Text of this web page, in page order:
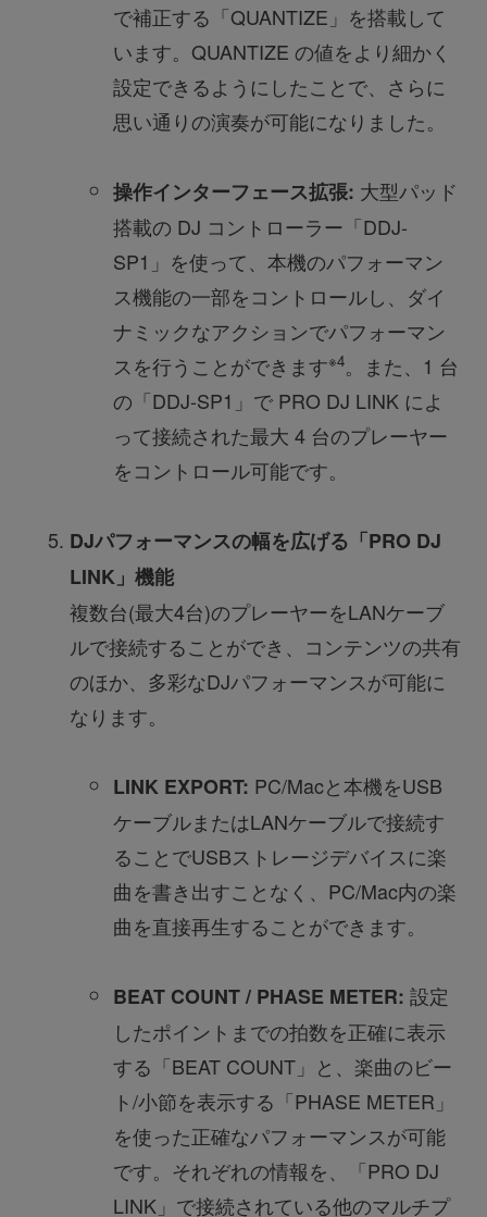
で補正する「QUANTIZE」を搭載して
います。QUANTIZE の値をより細かく
設定できるようにしたことで、さらに
思い通りの演奏が可能になりました。
操作インターフェース拡張: 大型パッド
搭載の DJ コントローラー「DDJ-
SP1」を使って、本機のパフォーマン
ス機能の一部をコントロールし、ダイ
ナミックなアクションでパフォーマン
スを行うことができます※4。また、1 台
の「DDJ-SP1」で PRO DJ LINK によ
って接続された最大 4 台のプレーヤー
をコントロール可能です。
DJパフォーマンスの幅を広げる「PRO DJ
LINK」機能
複数台(最大4台)のプレーヤーをLANケーブ
ルで接続することができ、コンテンツの共有
のほか、多彩なDJパフォーマンスが可能に
なります。
LINK EXPORT: PC/Macと本機をUSB
ケーブルまたはLANケーブルで接続す
ることでUSBストレージデバイスに楽
曲を書き出すことなく、PC/Mac内の楽
曲を直接再生することができます。
BEAT COUNT / PHASE METER: 設定
したポイントまでの拍数を正確に表示
する「BEAT COUNT」と、楽曲のビー
ト/小節を表示する「PHASE METER」
を使った正確なパフォーマンスが可能
です。それぞれの情報を、「PRO DJ
LINK」で接続されている他のマルチプ